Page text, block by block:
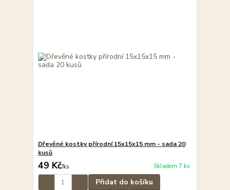
Dřevěné kostky přírodní 15x15x15 mm - sada 20
kusů
49 Kč/ks Skladem 7 ks
Přidat do košíku